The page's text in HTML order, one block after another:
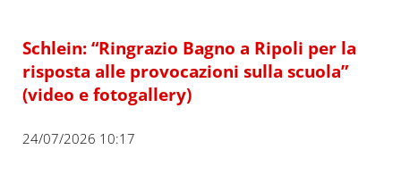
Schlein: “Ringrazio Bagno a Ripoli per la
risposta alle provocazioni sulla scuola”
(video e fotogallery)
24/07/2026 10:17